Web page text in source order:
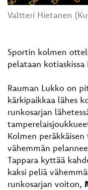
Valtteri Hietanen
Sportin kolmen
pelataan kotiaskissa
Rauman Lukko on
kärkipaikkaa lähes
runkosarjan
Kolmen
vähemmän
Tappara kyttää
kaksi peliä
runkosarjan voiton,